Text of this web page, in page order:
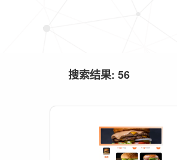
搜索结果: 56